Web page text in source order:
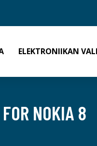
ELEKTRONIIKAN
NOKIA 8